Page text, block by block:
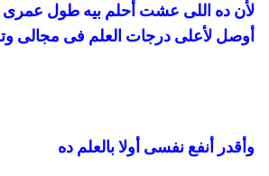
لأن ده اللى عشت أحلم بيه طول عمرى
أوصل لأعلى درجات العلم فى مجالى
وأقدر أنفع نفسى أولا بالعلم ده